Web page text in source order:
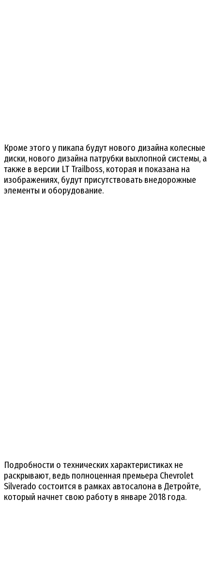
Кроме этого у пикапа будут нового дизайна колесные
диски, нового дизайна патрубки выхлопной системы, а
также в версии LT Trailboss, которая и показана на
изображениях, будут присутствовать внедорожные
элементы и оборудование.
Подробности о технических характеристиках не
раскрывают, ведь полноценная премьера Chevrolet
Silverado состоится в рамках автосалона в Детройте,
который начнет свою работу в январе 2018 года.